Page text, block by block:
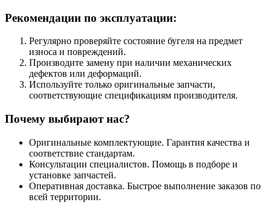
Рекомендации по эксплуатации:
Регулярно проверяйте состояние бугеля на предмет
износа и повреждений.
Производите замену при наличии механических
дефектов или деформаций.
Используйте только оригинальные запчасти,
соответствующие спецификациям производителя.
Почему выбирают нас?
Оригинальные комплектующие. Гарантия качества и
соответствие стандартам.
Консультации специалистов. Помощь в подборе и
установке запчастей.
Оперативная доставка. Быстрое выполнение заказов по
всей территории.